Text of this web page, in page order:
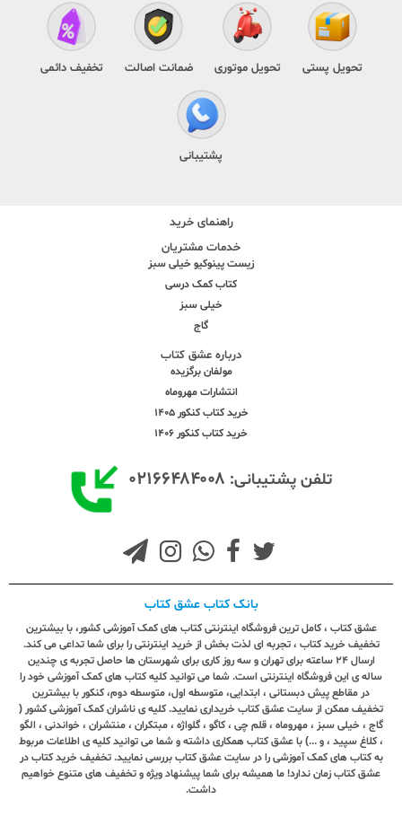
تحویل پستی تحویل موتوری ضمانت اصالت تخفیف دائمی
پشتیبانی
راهنمای خرید
خدمات مشتریان
زیست پینوکیو خیلی سبز
کتاب کمک درسی
خیلی سبز
گاج
درباره عشق کتاب
مولفان برگزیده
انتشارات مهروماه
خرید کتاب کنکور 1405
خرید کتاب کنکور 1406
تلفن پشتیبانی: ۰۲۱۶۶۴۸۴۰۰۸
بانک کتاب عشق کتاب
عشق کتاب ، کامل ترین فروشگاه اینترنتی کتاب های کمک آموزشی کشور، با بیشترین
تخفیف خرید کتاب ، تجربه ای لذت بخش از خرید اینترنتی را برای شما تداعی می کند.
ارسال ٢٤ ساعته برای تهران و سه روز کاری برای شهرستان ها حاصل تجربه ی چندین
ساله ی این فروشگاه اینترنتی است. شما می توانید کلیه کتاب های کمک آموزشی خود را
در مقاطع پیش دبستانی ، ابتدایی، متوسطه اول، متوسطه دوم، کنکور با بیشترین
تخفیف ممکن از سایت عشق کتاب خریداری نمایید. کلیه ی ناشران کمک آموزشی کشور (
گاج ، خیلی سبز ، مهروماه ، قلم چی ، کاگو ، گلواژه ، مبتکران ، منتشران ، خواندنی ، الگو
، کلاغ سپید ، و ...) با عشق کتاب همکاری داشته و شما می توانید کلیه ی اطلاعات مربوط
به کتاب های کمک آموزشی را در سایت عشق کتاب بررسی نمایید. تخفیف خرید کتاب در
عشق کتاب زمان ندارد! ما همیشه برای شما پیشنهاد ویژه و تخفیف های متنوع خواهیم
داشت.